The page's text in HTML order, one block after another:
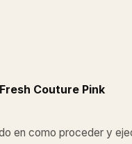
Couture Pink
en como proceder y